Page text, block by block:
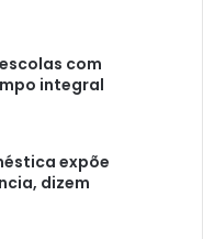
com
integral
expõe
dizem